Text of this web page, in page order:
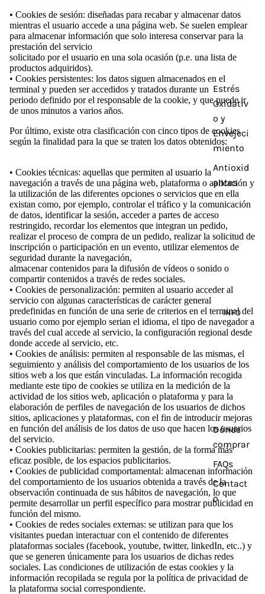
Estrés
Oxidativ
o y
Envejeci
miento
Antioxid
antes
INFO
Dónde
comprar
FAQs
Contact
o
• Cookies de sesión: diseñadas para recabar y almacenar datos
mientras el usuario accede a una página web. Se suelen emplear
para almacenar información que solo interesa conservar para la
prestación del servicio
solicitado por el usuario en una sola ocasión (p.e. una lista de
productos adquiridos).
• Cookies persistentes: los datos siguen almacenados en el
terminal y pueden ser accedidos y tratados durante un
periodo definido por el responsable de la cookie, y que puede ir
de unos minutos a varios años.
Por último, existe otra clasificación con cinco tipos de cookies
según la finalidad para la que se traten los datos obtenidos:
• Cookies técnicas: aquellas que permiten al usuario la
navegación a través de una página web, plataforma o aplicación y
la utilización de las diferentes opciones o servicios que en ella
existan como, por ejemplo, controlar el tráfico y la comunicación
de datos, identificar la sesión, acceder a partes de acceso
restringido, recordar los elementos que integran un pedido,
realizar el proceso de compra de un pedido, realizar la solicitud de
inscripción o participación en un evento, utilizar elementos de
seguridad durante la navegación,
almacenar contenidos para la difusión de vídeos o sonido o
compartir contenidos a través de redes sociales.
• Cookies de personalización: permiten al usuario acceder al
servicio con algunas características de carácter general
predefinidas en función de una serie de criterios en el terminal del
usuario como por ejemplo serian el idioma, el tipo de navegador a
través del cual accede al servicio, la configuración regional desde
donde accede al servicio, etc.
• Cookies de análisis: permiten al responsable de las mismas, el
seguimiento y análisis del comportamiento de los usuarios de los
sitios web a los que están vinculadas. La información recogida
mediante este tipo de cookies se utiliza en la medición de la
actividad de los sitios web, aplicación o plataforma y para la
elaboración de perfiles de navegación de los usuarios de dichos
sitios, aplicaciones y plataformas, con el fin de introducir mejoras
en función del análisis de los datos de uso que hacen los usuarios
del servicio.
• Cookies publicitarias: permiten la gestión, de la forma más
eficaz posible, de los espacios publicitarios.
• Cookies de publicidad comportamental: almacenan información
del comportamiento de los usuarios obtenida a través de la
observación continuada de sus hábitos de navegación, lo que
permite desarrollar un perfil específico para mostrar publicidad en
función del mismo.
• Cookies de redes sociales externas: se utilizan para que los
visitantes puedan interactuar con el contenido de diferentes
plataformas sociales (facebook, youtube, twitter, linkedIn, etc..) y
que se generen únicamente para los usuarios de dichas redes
sociales. Las condiciones de utilización de estas cookies y la
información recopilada se regula por la política de privacidad de
la plataforma social correspondiente.